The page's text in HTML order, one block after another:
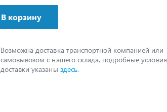
В корзину
Возможна доставка транспортной компанией или
самовывозом с нашего склада, подробные условия
доставки указаны здесь.